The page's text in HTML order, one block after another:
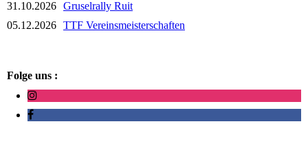
31.10.2026 Gruselrally Ruit
05.12.2026 TTF Vereinsmeisterschaften
Folge uns :